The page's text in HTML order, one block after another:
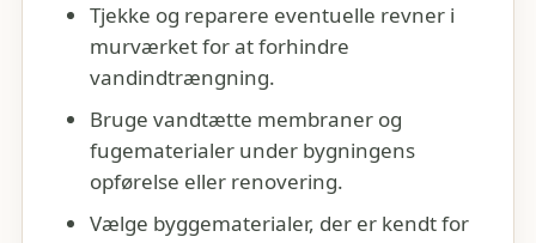
Tjekke og reparere eventuelle revner i
murværket for at forhindre
vandindtrængning.
Bruge vandtætte membraner og
fugematerialer under bygningens
opførelse eller renovering.
Vælge byggematerialer, der er kendt for